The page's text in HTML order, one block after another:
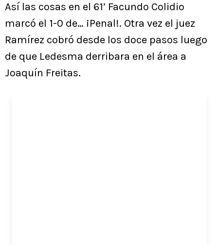
Así las cosas en el 61’ Facundo Colidio
marcó el 1-0 de… ¡Penal!. Otra vez el juez
Ramírez cobró desde los doce pasos luego
de que Ledesma derribara en el área a
Joaquín Freitas.